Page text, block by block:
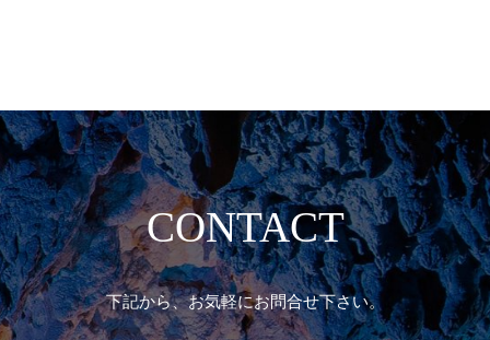
お問い合わせ
CONTACT
ケイブマスコット
MASCOT
CONTACT
下記から、お気軽にお問合せ下さい。